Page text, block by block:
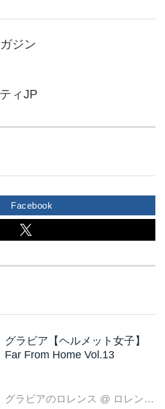
ジン
ィJP
Facebook
グラビア【ヘルメット女子】
Far From Home Vol.13
グラビアのロレンス @ ロレンス編集部